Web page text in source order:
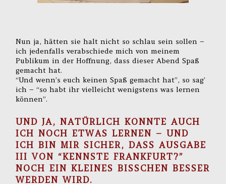
Nun ja, hätten sie halt nicht so schlau sein sollen –
ich jedenfalls verabschiede mich von meinem
Publikum in der Hoffnung, dass dieser Abend Spaß
gemacht hat.
“Und wenn’s euch keinen Spaß gemacht hat”, so sag’
ich – “so habt ihr vielleicht wenigstens was lernen
können”.
UND JA, NATÜRLICH KONNTE AUCH
ICH NOCH ETWAS LERNEN – UND
ICH BIN MIR SICHER, DASS AUSGABE
III VON “KENNSTE FRANKFURT?”
NOCH EIN KLEINES BISSCHEN BESSER
WERDEN WIRD.